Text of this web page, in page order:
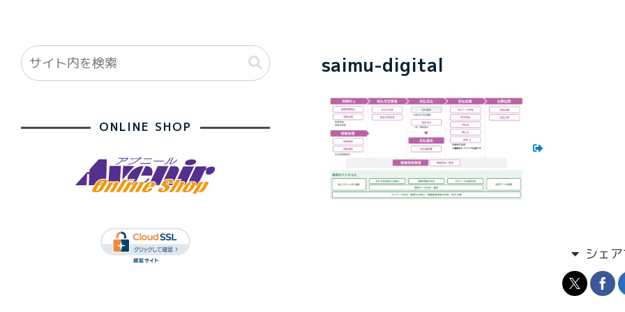
saimu-digital
シェ
ONLINE SHOP